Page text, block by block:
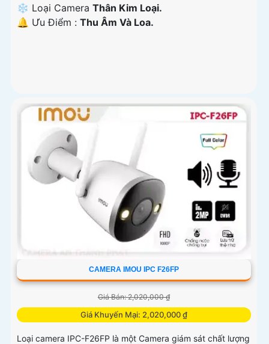
❄ Loại Camera Thân Kim Loại.
️🔔 Ưu Điểm : Thu Âm Và Loa.
CAMERA IMOU IPC F26FP
Giá Bán: 2,020,000 ₫
Giá Khuyến Mại: 2,020,000 ₫
Loại camera IPC-F26FP là một Camera giám sát chất lượng